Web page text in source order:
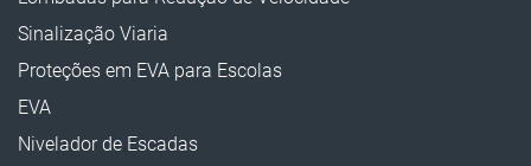
Segregador para Sinalização Viária
Mini Tachão de Sinalização
Sinalização Viaria
Proteções em EVA para Escolas
EVA
Nivelador de Escadas